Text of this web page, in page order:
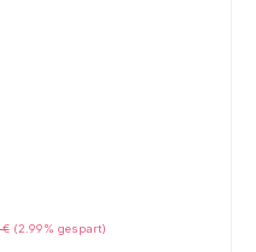
€ (2.99% gespart)